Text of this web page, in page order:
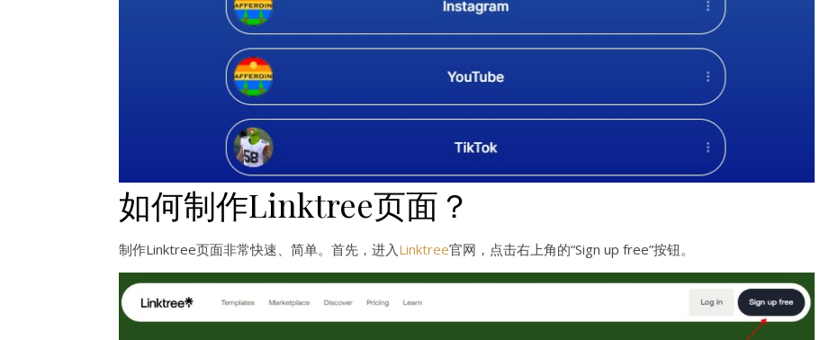
如何制作Linktree页面？
制作Linktree页面非常快速、简单。首先，进入 Linktree官网，点击右上角的“Sign up free”按钮。